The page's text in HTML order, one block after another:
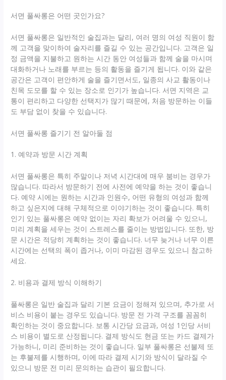
서면 풀싸롱은 어떤 곳인가요?
서면 풀싸롱은 일반적인 술집과는 달리, 여러 명의 여성 직원이 함
께 고객을 맞이하여 술자리를 즐길 수 있는 공간입니다. 고객은 일
정 금액을 지불하고 원하는 시간 동안 여성들과 함께 술을 마시며
대화하거나 노래를 부르는 등의 활동을 즐기게 됩니다. 이와 같은
공간은 고객이 편안하게 술을 즐기면서도, 일종의 사교 활동이나
친목 도모를 할 수 있는 장소로 인기가 높습니다. 서면 지역은 교
통이 편리하고 다양한 선택지가 많기 때문에, 처음 방문하는 이들
도 부담 없이 찾을 수 있습니다.
서면 풀싸롱 즐기기 전 알아둘 점
1. 예약과 방문 시간 계획
서면 풀싸롱은 특히 주말이나 저녁 시간대에 매우 붐비는 경우가
많습니다. 따라서 방문하기 전에 사전에 예약을 하는 것이 좋습니
다. 예약 시에는 원하는 시간과 인원수, 어떤 유형의 여성과 함께
하고 싶은지에 대해 구체적으로 이야기하는 것이 좋습니다. 특히
인기 있는 풀싸롱은 예약 없이는 자리 확보가 어려울 수 있으니,
미리 계획을 세우는 것이 스트레스를 줄이는 방법입니다. 또한, 방
문 시간은 적당히 계획하는 것이 좋습니다. 너무 늦거나 너무 이른
시간에는 선택의 폭이 좁거나, 이미 마감된 경우도 있으니 참고하
세요.
2. 비용과 결제 방식 이해하기
풀싸롱은 일반 술집과 달리 기본 요금이 정해져 있으며, 추가로 서
비스 비용이 붙는 경우도 있습니다. 방문 전 가격 구조를 꼼꼼히
확인하는 것이 중요합니다. 보통 시간당 요금과, 여성 1인당 서비
스 비용이 별도로 산정됩니다. 결제 방식도 현금 또는 카드 결제가
가능하니, 미리 준비하는 것이 좋습니다. 일부 풀싸롱은 선불제 또
는 후불제를 시행하며, 이에 따라 결제 시기와 방식이 달라질 수
있으니 방문 전 미리 문의하는 습관이 필요합니다.